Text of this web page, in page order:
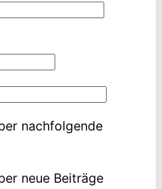
nachfolgende
neue Beiträge